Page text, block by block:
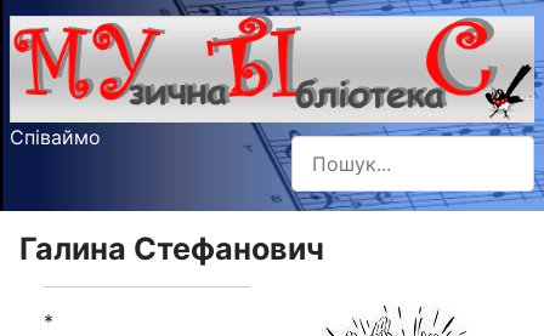
Співаймо Пошук
Type 2 or more characters
Галина Стефанович
*